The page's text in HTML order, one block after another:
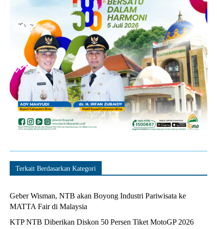
Terkait Berdasarkan Kategori
Geber Wisman, NTB akan Boyong Industri Pariwisata ke
MATTA Fair di Malaysia
KTP NTB Diberikan Diskon 50 Persen Tiket MotoGP 2026